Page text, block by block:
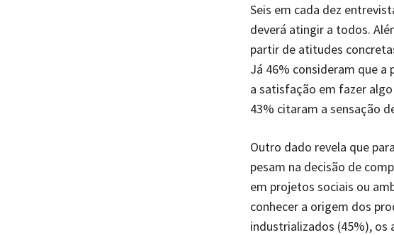
Seis em cada dez
deverá atingir a todos.
partir de atitudes
Já 46% consideram que
a satisfação em fazer
43% citaram a sensação
Outro dado revela que
pesam na decisão de
em projetos sociais ou
conhecer a origem dos
industrializados (45%), os